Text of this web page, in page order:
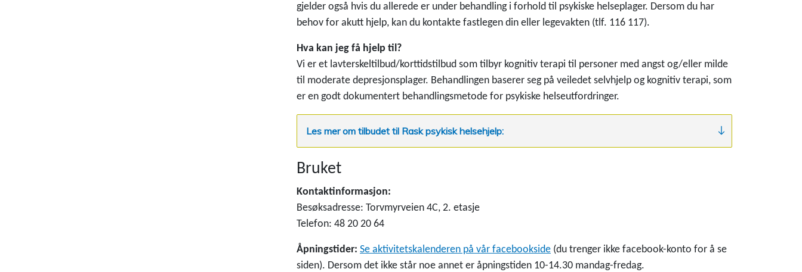
gjelder også hvis du allerede er under behandling i forhold til psykiske helseplager. Dersom du har
behov for akutt hjelp, kan du kontakte fastlegen din eller legevakten (tlf. 116 117).
Hva kan jeg få hjelp til?
Vi er et lavterskeltilbud/korttidstilbud som tilbyr kognitiv terapi til personer med angst og/eller milde
til moderate depresjonsplager. Behandlingen baserer seg på veiledet selvhjelp og kognitiv terapi, som
er en godt dokumentert behandlingsmetode for psykiske helseutfordringer.
Les mer om tilbudet til Rask psykisk helsehjelp:
Bruket
Kontaktinformasjon:
Besøksadresse: Torvmyrveien 4C, 2. etasje
Telefon: 48 20 20 64
Åpningstider: Se aktivitetskalenderen på vår facebookside(du trenger ikke facebook-konto for å se
siden). Dersom det ikke står noe annet er åpningstiden 10-14.30 mandag-fredag.